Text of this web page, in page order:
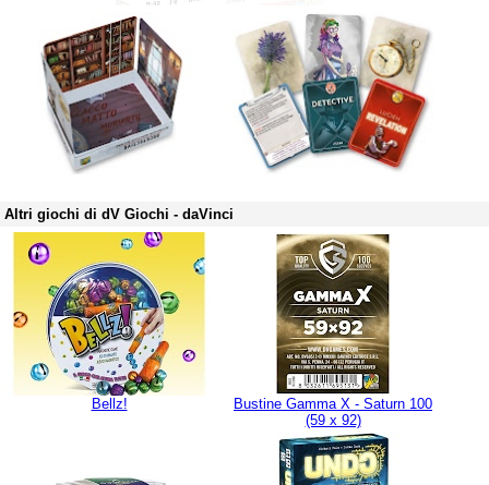
Altri giochi di dV Giochi - daVinci
Bellz!
Bustine Gamma X - Saturn 100
(59 x 92)